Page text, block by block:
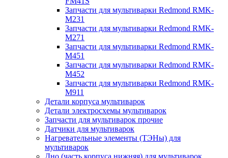
Запчасти для мультиварки Redmond RMK-
M231
Запчасти для мультиварки Redmond RMK-
M271
Запчасти для мультиварки Redmond RMK-
M451
Запчасти для мультиварки Redmond RMK-
M452
Запчасти для мультиварки Redmond RMK-
M911
Детали корпуса мультиварок
Детали электросхемы мультиварок
Запчасти для мультиварок прочие
Датчики для мультиварок
Нагревательные элементы (ТЭНы) для
мультиварок
Дно (часть корпуса нижняя) для мультиварок